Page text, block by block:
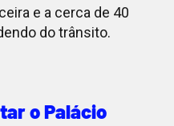
e a cerca de 40
do trânsito.
o Palácio